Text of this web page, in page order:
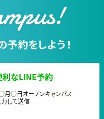
なLINE予約
○月○日オープンキャンパス
して送信